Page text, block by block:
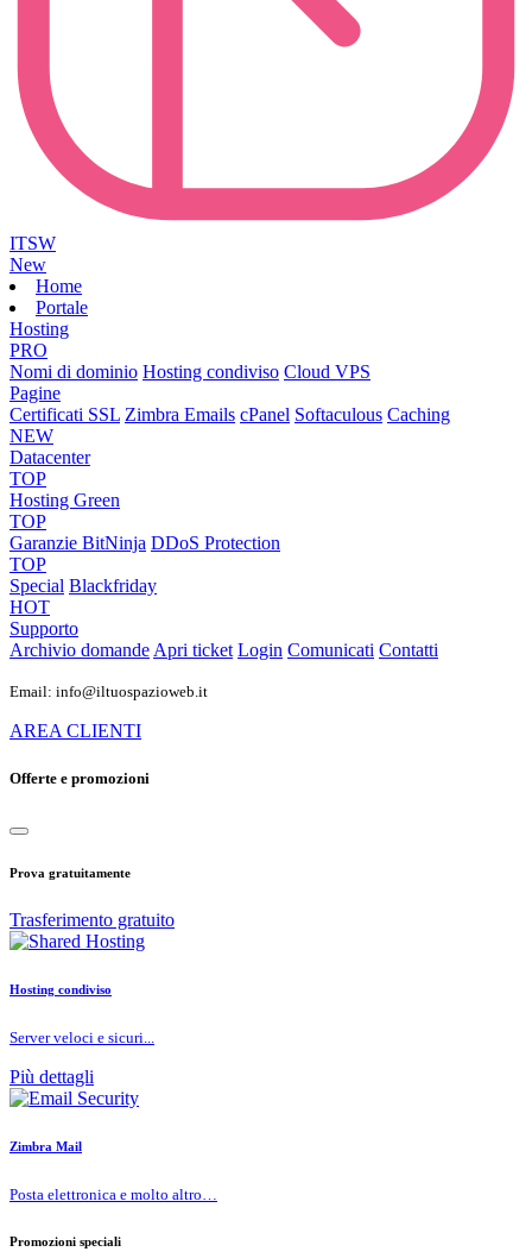
ITSW
New
Home
Portale
Hosting
PRO
Nomi di dominio Hosting condiviso Cloud VPS
Pagine
Certificati SSL Zimbra Emails cPanel Softaculous Caching
NEW
Datacenter
TOP
Hosting Green
TOP
Garanzie BitNinja DDoS Protection
TOP
Special Blackfriday
HOT
Supporto
Archivio domandeApri ticket Login Comunicati Contatti
Email: info@iltuospazioweb.it
AREA CLIENTI
Offerte e promozioni
Prova gratuitamente
Trasferimento gratuito
Hosting condiviso
Server veloci e sicuri...
Più dettagli
Zimbra Mail
Posta elettronica e molto altro…
Promozioni speciali